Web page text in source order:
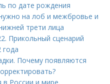
по дате рождения
на лоб и межбровье и
трети лица
Прикольный сценарий
года
Почему появляются